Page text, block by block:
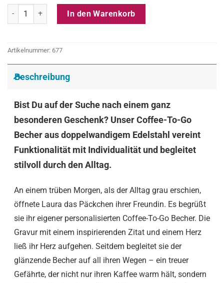
Coffee To Go Becher mit Gravur - Schwarz. Personalisiert. Aus
In den Warenkorb
Artikelnummer: 677
Beschreibung
Bist Du auf der Suche nach einem ganz
besonderen Geschenk? Unser Coffee-To-Go
Becher aus doppelwandigem Edelstahl vereint
Funktionalität mit Individualität und begleitet
stilvoll durch den Alltag.
An einem trüben Morgen, als der Alltag grau erschien,
öffnete Laura das Päckchen ihrer Freundin. Es begrüßt
sie ihr eigener personalisierten Coffee-To-Go Becher. Die
Gravur mit einem inspirierenden Zitat und einem Herz
ließ ihr Herz aufgehen. Seitdem begleitet sie der
glänzende Becher auf all ihren Wegen – ein treuer
Gefährte, der nicht nur ihren Kaffee warm hält, sondern